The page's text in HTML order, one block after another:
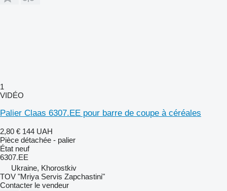
1
VIDÉO
Palier Claas 6307.EE pour barre de coupe à céréales
2,80 € 144 UAH
Pièce détachée - palier
État neuf
6307.ЕЕ
Ukraine, Khorostkiv
TOV "Mriya Servis Zapchastini"
Contacter le vendeur